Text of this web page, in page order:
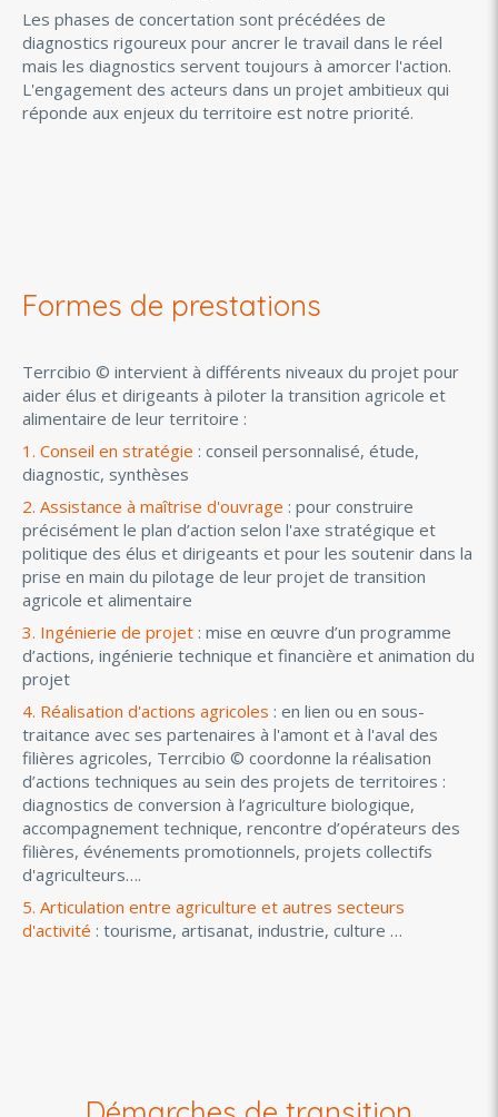
Les phases de concertation sont précédées de
diagnostics rigoureux pour ancrer le travail dans le réel
mais les diagnostics servent toujours à amorcer l'action.
L'engagement des acteurs dans un projet ambitieux qui
réponde aux enjeux du territoire est notre priorité.
Formes de prestations
Terrcibio © intervient à différents niveaux du projet pour
aider élus et dirigeants à piloter la transition agricole et
alimentaire de leur territoire :
1. Conseil en stratégie : conseil personnalisé, étude,
diagnostic, synthèses
2. Assistance à maîtrise d'ouvrage : pour construire
précisément le plan d’action selon l'axe stratégique et
politique des élus et dirigeants et pour les soutenir dans la
prise en main du pilotage de leur projet de transition
agricole et alimentaire
3. Ingénierie de projet : mise en œuvre d’un programme
d’actions, ingénierie technique et financière et animation du
projet
4. Réalisation d'actions agricoles : en lien ou en sous-
traitance avec ses partenaires à l'amont et à l'aval des
filières agricoles, Terrcibio © coordonne la réalisation
d’actions techniques au sein des projets de territoires :
diagnostics de conversion à l’agriculture biologique,
accompagnement technique, rencontre d’opérateurs des
filières, événements promotionnels, projets collectifs
d'agriculteurs….
5. Articulation entre agriculture et autres secteurs
d'activité : tourisme, artisanat, industrie, culture …